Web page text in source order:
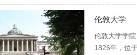
伦敦大学
伦敦大学学
1826年，位